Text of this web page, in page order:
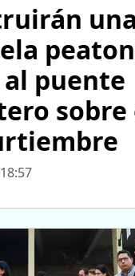
una
puente
sobre